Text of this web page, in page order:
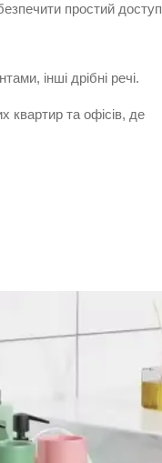
простий доступ
інші дрібні речі.
квартир та офісів, де